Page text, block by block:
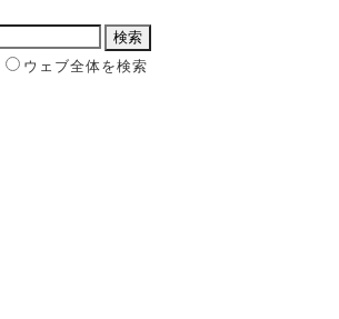
ウェブ全体を検索